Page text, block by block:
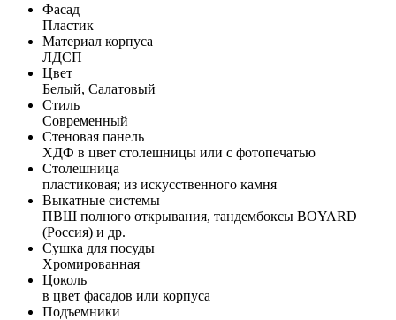
Фасад
Пластик
Материал корпуса
ЛДСП
Цвет
Белый, Салатовый
Стиль
Современный
Стеновая панель
ХДФ в цвет столешницы или с фотопечатью
Столешница
пластиковая; из искусственного камня
Выкатные системы
ПВШ полного открывания, тандембоксы BOYARD
(Россия) и др.
Сушка для посуды
Хромированная
Цоколь
в цвет фасадов или корпуса
Подъемники